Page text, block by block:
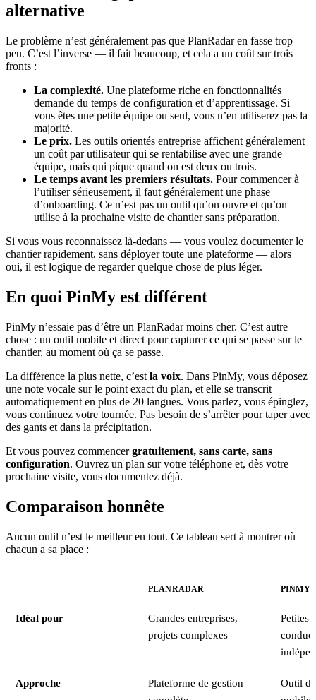
alternative
Le problème n’est généralement pas que PlanRadar en fasse trop
peu. C’est l’inverse — il fait beaucoup, et cela a un coût sur trois
fronts :
La complexité. Une plateforme riche en fonctionnalités
demande du temps de configuration et d’apprentissage. Si
vous êtes une petite équipe ou seul, vous n’en utiliserez pas la
majorité.
Le prix. Les outils orientés entreprise affichent généralement
un coût par utilisateur qui se rentabilise avec une grande
équipe, mais qui pique quand on est deux ou trois.
Le temps avant les premiers résultats. Pour commencer à
l’utiliser sérieusement, il faut généralement une phase
d’onboarding. Ce n’est pas un outil qu’on ouvre et qu’on
utilise à la prochaine visite de chantier sans préparation.
Si vous vous reconnaissez là-dedans — vous voulez documenter le
chantier rapidement, sans déployer toute une plateforme — alors
oui, il est logique de regarder quelque chose de plus léger.
En quoi PinMy est différent
PinMy n’essaie pas d’être un PlanRadar moins cher. C’est autre
chose : un outil mobile et direct pour capturer ce qui se passe sur le
chantier, au moment où ça se passe.
La différence la plus nette, c’est la voix. Dans PinMy, vous déposez
une note vocale sur le point exact du plan, et elle se transcrit
automatiquement en plus de 20 langues. Vous parlez, vous épinglez,
vous continuez votre tournée. Pas besoin de s’arrêter pour taper avec
des gants et dans la précipitation.
Et vous pouvez commencergratuitement, sans carte, sans
configuration. Ouvrez un plan sur votre téléphone et, dès votre
prochaine visite, vous documentez déjà.
Comparaison honnête
Aucun outil n’est le meilleur en tout. Ce tableau sert à montrer où
chacun a sa place :
PLANRADAR PINMY
Idéal pour
Grandes entreprises,
projets complexes
Petites
Approche
Plateforme de gestion
Outil